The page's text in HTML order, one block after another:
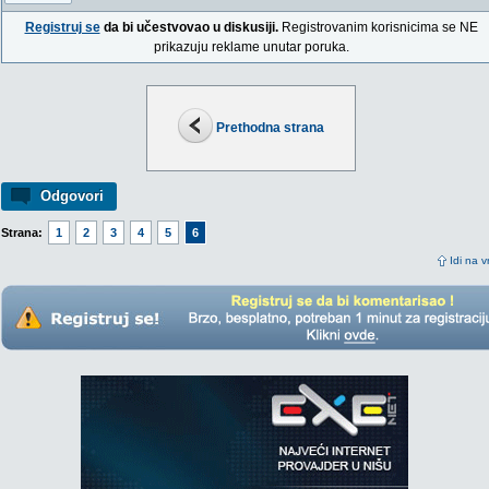
Prethodna strana
Odgovori
Strana: 1 2 3 4 5 6
Idi na
Registruj seda bi učestvovao u diskusiji.Registrovanim korisnicima se NE
prikazuju reklame unutar poruka.